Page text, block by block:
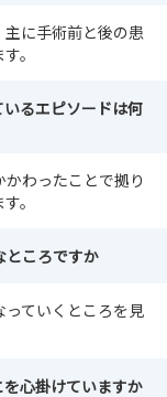
に手術前と後の患
。
るエピソードは何
わったことで拠り
。
ところですか
ていくところを見
心掛けていますか